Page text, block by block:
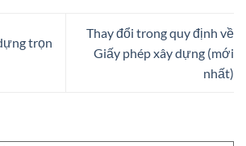
trọn
Thay đổi trong quy định về
Giấy phép xây dựng (mới
nhất)